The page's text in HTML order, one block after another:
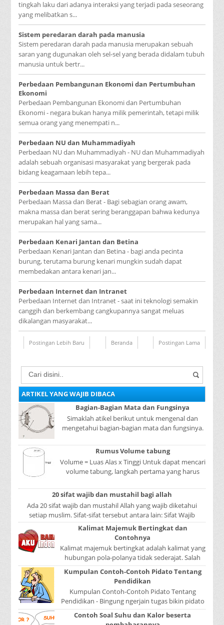
tingkah laku dari adanya interaksi yang terjadi pada seseorang
yang melibatkan s...
Sistem peredaran darah pada manusia
Sistem peredaran darah pada manusia merupakan sebuah
saran yang dugunakan oleh sel-sel yang berada didalam tubuh
manusia untuk bertr...
Perbedaan Pembangunan Ekonomi dan Pertumbuhan
Ekonomi
Perbedaan Pembangunan Ekonomi dan Pertumbuhan
Ekonomi - negara bukan hanya milik pemerintah, tetapi milik
semua orang yang menempati n...
Perbedaan NU dan Muhammadiyah
Perbedaan NU dan Muhammadiyah - NU dan Muhammadiyah
adalah sebuah organisasi masyarakat yang bergerak pada
bidang keagamaan lebih tepa...
Perbedaan Massa dan Berat
Perbedaan Massa dan Berat - Bagi sebagian orang awam,
makna massa dan berat sering beranggapan bahwa kedunya
merupakan hal yang sama...
Perbedaan Kenari Jantan dan Betina
Perbedaan Kenari Jantan dan Betina - bagi anda pecinta
burung, terutama burung kenari mungkin sudah dapat
membedakan antara kenari jan...
Perbedaan Internet dan Intranet
Perbedaan Internet dan Intranet - saat ini teknologi semakin
canggih dan berkembang cangkupannya sangat meluas
dikalangan masyarakat...
Postingan Lebih Baru Postingan Lama
Beranda
ARTIKEL YANG WAJIB DIBACA
Bagian-Bagian Mata dan Fungsinya
Simaklah atikel berikut untuk mengenal dan
mengetahui bagian-bagian mata dan fungsinya.
mer...
Rumus Volume tabung
Volume = Luas Alas x Tinggi Untuk dapat mencari
volume tabung, langkah pertama yang harus
tabun...
20 sifat wajib dan mustahil bagi allah
Ada 20 sifat wajib dan mustahil Allah yang wajib diketahui
setiap muslim. Sifat-sifat tersebut antara lain: Sifat Wajib
Tulisan A...
Kalimat Majemuk Bertingkat dan
Contohnya
Kalimat majemuk bertingkat adalah kalimat yang
hubungan pola-polanya tidak sederajat. Salah
satu pola menduduki sebagai induk kalimat, se...
Kumpulan Contoh-Contoh Pidato Tentang
Pendidikan
Kumpulan Contoh-Contoh Pidato Tentang
Pendidikan - Bingung ngerjain tugas bikin pidato
sekolah? Atau sedang nyari kumpulan contoh-
contoh ...
Contoh Soal Suhu dan Kalor beserta